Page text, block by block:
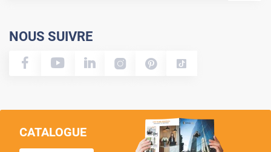
NOUS SUIVRE
CATALOGUE